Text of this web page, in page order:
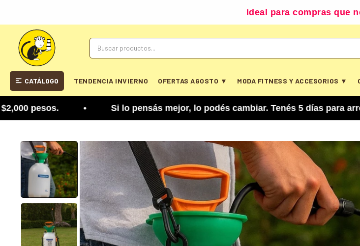
Ideal para compras que
CATÁLOGO TENDENCIA INVIERNO OFERTAS AGOSTO ▼ MODA FITNESS Y ACCESORIOS ▼
pesos. • Si lo pensás mejor, lo podés cambiar. Tenés 5 días para